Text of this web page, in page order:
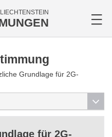
Grundlage für 2G-
für 2G-